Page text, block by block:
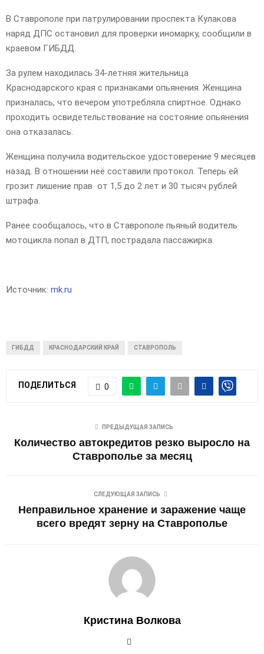
В Ставрополе при патрулировании проспекта Кулакова
наряд ДПС остановил для проверки иномарку, сообщили в
краевом ГИБДД.
За рулем находилась 34-летняя жительница
Краснодарского края с признаками опьянения. Женщина
призналась, что вечером употребляла спиртное. Однако
проходить освидетельствование на состояние опьянения
она отказалась.
Женщина получила водительское удостоверение 9 месяцев
назад. В отношении неё составили протокол. Теперь ей
грозит лишение прав от 1,5 до 2 лет и 30 тысяч рублей
штрафа.
Ранее сообщалось, что в Ставрополе пьяный водитель
мотоцикла попал в ДТП, пострадала пассажирка.
Источник: mk.ru
ГИБДД КРАСНОДАРСКИЙ КРАЙ СТАВРОПОЛЬ
ПОДЕЛИТЬСЯ 0
ПРЕДЫДУЩАЯ ЗАПИСЬ
Количество автокредитов резко выросло на
Ставрополье за месяц
СЛЕДУЮЩАЯ ЗАПИСЬ
Неправильное хранение и заражение чаще
всего вредят зерну на Ставрополье
Кристина Волкова